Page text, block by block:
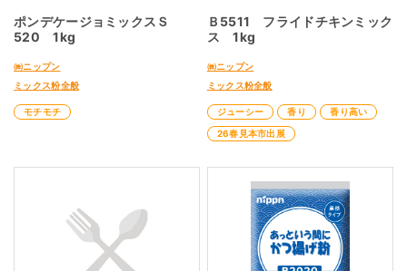
ポンデケージョミックスＳ
520 1kg
㈱ニップン
ミックス粉全般
モチモチ
Ｂ5511 フライドチキンミック
ス 1kg
㈱ニップン
ミックス粉全般
ジューシー 香り
香り高い
26春見本市出展